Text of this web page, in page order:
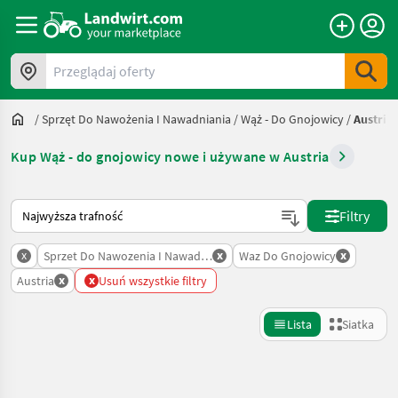
Przeglądaj oferty
/Sprzęt Do Nawożenia I Nawadniania /Wąż - Do Gnojowicy /Austria
Kup Wąż - do gnojowicy nowe i używane w Austria
Tak sortuje się na Landwirt.com
Filtry
x Sprzet Do Nawozenia I Nawadniania
x Waz Do Gnojowicy x
Austria x x Usuń wszystkie filtry
Lista Siatka